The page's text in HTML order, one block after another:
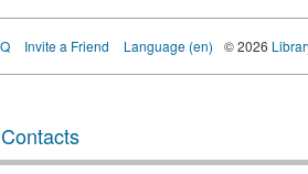
Invite a Friend Language (en) © 2026